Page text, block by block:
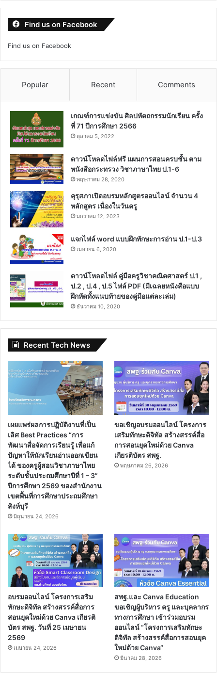
Find us on Facebook
Find us on Facebook
Popular Recent Comments
เกณฑ์การแข่งขัน ศิลปหัตถกรรมนักเรียน ครั้ง
ที่ 71 ปีการศึกษา 2566
ตุลาคม 5, 2022
ดาวน์โหลดไฟล์ฟรี แผนการสอนครบชั้น ตาม
หนังสือกระทรวง วิชาภาษาไทย ป.1-6
พฤษภาคม 28, 2020
คุรุสภาเปิดอบรมหลักสูตรออนไลน์ จำนวน 4
หลักสูตร เนื่องในวันครู
มกราคม 12, 2023
แจกไฟล์ word แบบฝึกทักษะการอ่าน ป.1-ป.3
เมษายน 6, 2020
ดาวน์โหลดไฟล์ คู่มือครูวิชาคณิตศาสตร์ ป.1 ,
ป.2 , ป.4 , ป.5 ไฟล์ PDF (มีเฉลยหนังสือแบบ
ฝึกหัดทั้งแนบท้ายของคู่มือแต่ละเล่ม)
ธันวาคม 10, 2020
Recent Tech News
เผยแพร่ผลการปฏิบัติงานที่เป็น
เลิศ Best Practices “การ
พัฒนาสื่อจัดการเรียนรู้ เพื่อแก้
ปัญหาให้นักเรียนอ่านออกเขียน
ได้ ของครูผู้สอนวิชาภาษาไทย
ระดับชั้นประถมศึกษาปีที่ 1 – 3”
ปีการศึกษา 2569 ของสำนักงาน
เขตพื้นที่การศึกษาประถมศึกษา
สิงห์บุรี
มิถุนายน 24, 2026
ขอเชิญอบรมออนไลน์ โครงการ
เสริมทักษะดิจิทัล สร้างสรรค์สื่อ
การสอนยุคใหม่ด้วย Canva
เกียรติบัตร สพฐ.
พฤษภาคม 26, 2026
อบรมออนไลน์ โครงการเสริม
ทักษะดิจิทัล สร้างสรรค์สื่อการ
สอนยุคใหม่ด้วย Canva เกียรติ
บัตร สพฐ. วันที่ 25 เมษายน
2569
เมษายน 24, 2026
สพฐ.และ Canva Education
ขอเชิญผู้บริหาร ครู และบุคลากร
ทางการศึกษา เข้าร่วมอบรม
ออนไลน์ “โครงการเสริมทักษะ
ดิจิทัล สร้างสรรค์สื่อการสอนยุค
ใหม่ด้วย Canva“
มีนาคม 28, 2026